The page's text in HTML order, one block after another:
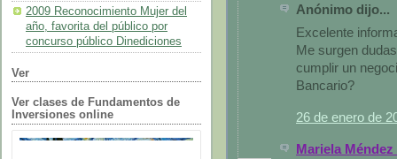
2009 Reconocimiento Mujer del
año, favorita del público por
concurso público Dinediciones
Ver
Ver clases de Fundamentos de
Inversiones online
Anónimo dijo...
Excelente
Me surgen
cumplir un
Bancario?
26 de enero de
Mariela